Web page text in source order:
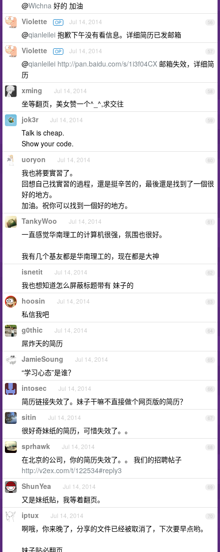
@Wichna 好的 加油
56
Violette OP Jul 14, 2014
@qianleilei 抱歉下午没有看信息。详细简历已发邮箱
57
Violette OP Jul 14, 2014
@qianleilei http://pan.baidu.com/s/1i3f04CX 邮箱失效，详细简
历
58
xming Jul 14, 2014
坐等翻页，美女赞一个^_^,求交往
59
jok3r Jul 14, 2014
Talk is cheap.
Show your code.
60
uoryon Jul 14, 2014
我也將要實習了。
回想自己找實習的過程，還是挺辛苦的，最後還是找到了一個很
好的地方。
加油。祝你可以找到一個好的地方。
61
TankyWoo Jul 14, 2014
一直感觉华南理工的计算机很强，氛围也很好。
我有几个基友都是华南理工的，现在都是大神
62
isnetit Jul 14, 2014
我也想知道怎么屏蔽标题带有 妹子的
63
hoosin Jul 14, 2014
私信我吧
64
g0thic Jul 14, 2014
屌炸天的简历
65
JamieSoung Jul 14, 2014
“学习心态”是谁？
66
intosec Jul 14, 2014
简历链接失效了。妹子干嘛不直接做个网页版的简历？
67
sitin Jul 14, 2014
很好奇妹纸的简历，可惜失效了。。
68
sprhawk Jul 14, 2014
在北京的公司，你的简历失效了。。 我们的招聘帖子
http://v2ex.com/t/122534#reply3
69
ShunYea Jul 14, 2014
又是妹纸贴，我等着翻页。
70
iptux Jul 14, 2014
啊哦，你来晚了，分享的文件已经被取消了，下次要早点哟。
妹子贴必翻页